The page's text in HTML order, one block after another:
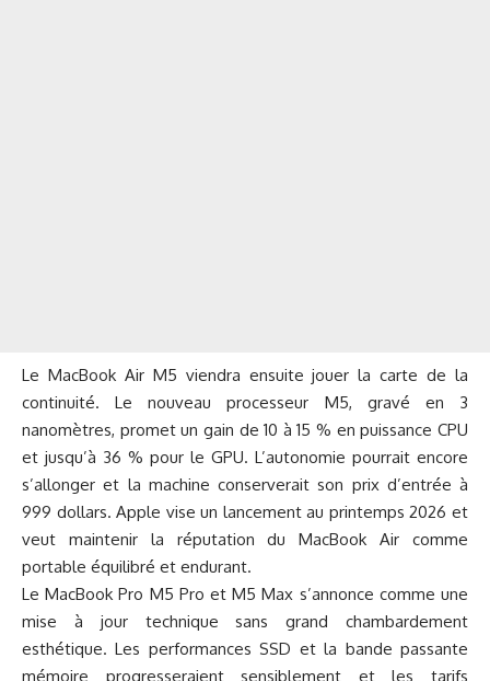
Le MacBook Air M5 viendra ensuite jouer la carte de la
continuité. Le nouveau processeur M5, gravé en 3
nanomètres, promet un gain de 10 à 15 % en puissance CPU
et jusqu’à 36 % pour le GPU. L’autonomie pourrait encore
s’allonger et la machine conserverait son prix d’entrée à
999 dollars. Apple vise un lancement au printemps 2026 et
veut maintenir la réputation du MacBook Air comme
portable équilibré et endurant.
Le MacBook Pro M5 Pro et M5 Max s’annonce comme une
mise à jour technique sans grand chambardement
esthétique. Les performances SSD et la bande passante
mémoire progresseraient sensiblement et les tarifs